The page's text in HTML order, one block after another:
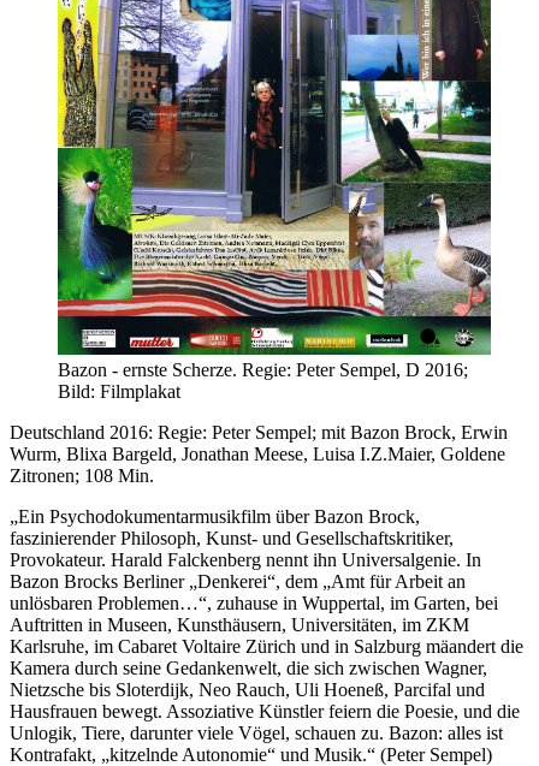
Bazon - ernste Scherze. Regie: Peter Sempel, D 2016;
Bild: Filmplakat
Deutschland 2016: Regie: Peter Sempel; mit Bazon Brock, Erwin
Wurm, Blixa Bargeld, Jonathan Meese, Luisa I.Z.Maier, Goldene
Zitronen; 108 Min.
„Ein Psychodokumentarmusikfilm über Bazon Brock,
faszinierender Philosoph, Kunst- und Gesellschaftskritiker,
Provokateur. Harald Falckenberg nennt ihn Universalgenie. In
Bazon Brocks Berliner „Denkerei“, dem „Amt für Arbeit an
unlösbaren Problemen…“, zuhause in Wuppertal, im Garten, bei
Auftritten in Museen, Kunsthäusern, Universitäten, im ZKM
Karlsruhe, im Cabaret Voltaire Zürich und in Salzburg mäandert die
Kamera durch seine Gedankenwelt, die sich zwischen Wagner,
Nietzsche bis Sloterdijk, Neo Rauch, Uli Hoeneß, Parcifal und
Hausfrauen bewegt. Assoziative Künstler feiern die Poesie, und die
Unlogik, Tiere, darunter viele Vögel, schauen zu. Bazon: alles ist
Kontrafakt, „kitzelnde Autonomie“ und Musik.“ (Peter Sempel)